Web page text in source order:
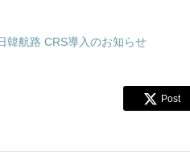
韓航路 CRS導入のお知らせ
Post